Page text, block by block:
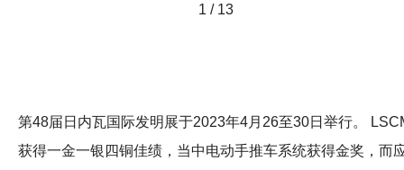
1 / 13
第48届日内瓦国际发明展于2023年4月26至30日举行。
获得一金一银四铜佳绩，当中电动手推车系统获得金奖，而